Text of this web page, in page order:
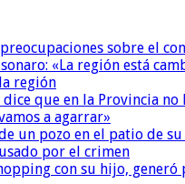
sobre el
«La región está
región
que en la Provincia no
a agarrar»
un pozo en el patio de su
por el crimen
con su hijo,